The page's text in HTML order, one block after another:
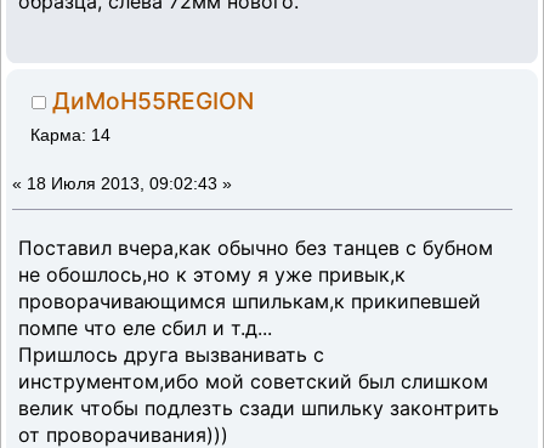
ДиМоН55REGION
Карма: 14
« 18 Июля 2013, 09:02:43 »
Поставил вчера,как обычно без танцев с бубном
не обошлось,но к этому я уже привык,к
проворачивающимся шпилькам,к прикипевшей
помпе что еле сбил и т.д...
Пришлось друга вызванивать с
инструментом,ибо мой советский был слишком
велик чтобы подлезть сзади шпильку законтрить
от проворачивания)))